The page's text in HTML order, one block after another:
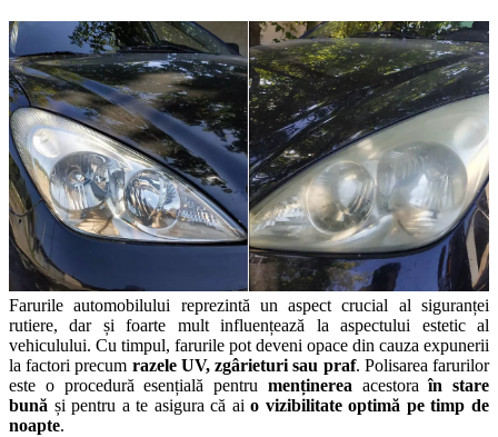
Farurile automobilului reprezintă un aspect crucial al siguranței
rutiere, dar și foarte mult influențează la aspectului estetic al
vehiculului. Cu timpul, farurile pot deveni opace din cauza expunerii
la factori precum razele UV, zgârieturi sau praf. Polisarea farurilor
este o procedură esențială pentru menținereaacestoraîn stare
bună și pentru a te asigura că aio vizibilitate optimă pe timp de
noapte.